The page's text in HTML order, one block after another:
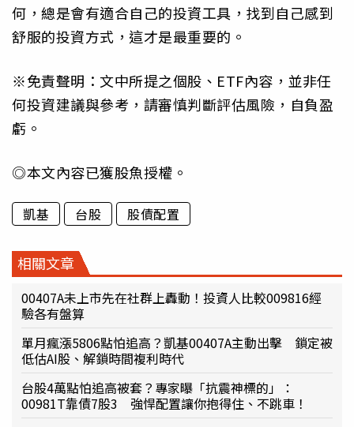
何，總是會有適合自己的投資工具，找到自己感到
舒服的投資方式，這才是最重要的。
※免責聲明：文中所提之個股、ETF內容，並非任
何投資建議與參考，請審慎判斷評估風險，自負盈
虧。
◎本文內容已獲股魚授權。
凱基 台股 股債配置
相關文章
00407A未上市先在社群上轟動！投資人比較009816經
驗各有盤算
單月瘋漲5806點怕追高？凱基00407A主動出擊 鎖定被
低估AI股、解鎖時間複利時代
台股4萬點怕追高被套？專家曝「抗震神標的」：
00981T靠債7股3 強悍配置讓你抱得住、不跳車！